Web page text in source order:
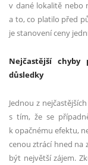
v dané lokalitě nebo
a to, co platilo před
je stanovení ceny
Nejčastější
důsledky
Jednou z
s tím, že se
k opačnému efektu,
cenou ztrácí hned na
být největší zájem.